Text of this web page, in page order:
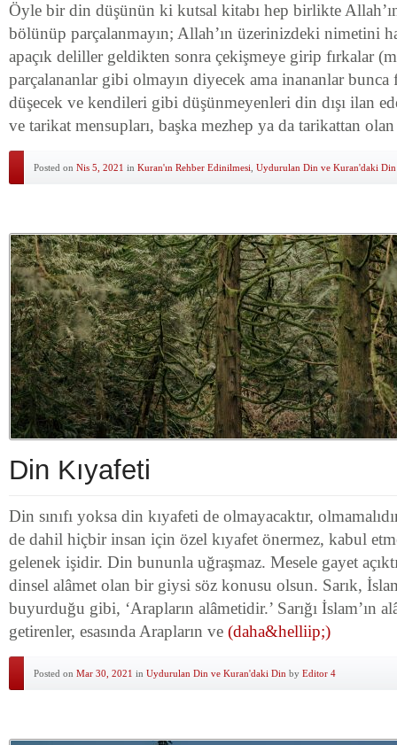
Öyle bir din düşünün ki kutsal kitabı hep birlikte
bölünüp parçalanmayın; Allah’ın üzerinizdeki nimetini
apaçık deliller geldikten sonra çekişmeye girip fırkalar
parçalananlar gibi olmayın diyecek ama inananlar bunca
düşecek ve kendileri gibi düşünmeyenleri din dışı ilan
ve tarikat mensupları, başka mezhep ya da tarikattan
Posted on Nis 5, 2021 in Kuran'ın Rehber Edinilmesi Uydurulan Din ve Kuran'daki Din
Din Kıyafeti
Din sınıfı yoksa din kıyafeti de olmayacaktır,
de dahil hiçbir insan için özel kıyafet önermez, kabul
gelenek işidir. Din bununla uğraşmaz. Mesele gayet
dinsel alâmet olan bir giysi söz konusu olsun. Sarık,
buyurduğu gibi, ‘Arapların alâmetidir.’ Sarığı İslam’ın
getirenler, esasında Arapların ve (daha&helliip;)
Posted on Mar 30, 2021 in Uydurulan Din ve Kuran'daki Din by Editor 4